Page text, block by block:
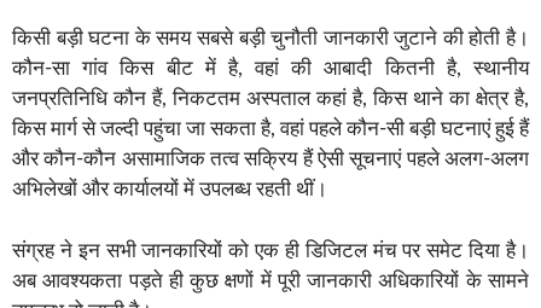
किसी बड़ी घटना के समय सबसे बड़ी चुनौती जानकारी जुटाने की होती है।
कौन-सा गांव किस बीट में है, वहां की आबादी कितनी है, स्थानीय
जनप्रतिनिधि कौन हैं, निकटतम अस्पताल कहां है, किस थाने का क्षेत्र है,
किस मार्ग से जल्दी पहुंचा जा सकता है, वहां पहले कौन-सी बड़ी घटनाएं हुई हैं
और कौन-कौन असामाजिक तत्व सक्रिय हैं ऐसी सूचनाएं पहले अलग-अलग
अभिलेखों और कार्यालयों में उपलब्ध रहती थीं।
संग्रह ने इन सभी जानकारियों को एक ही डिजिटल मंच पर समेट दिया है।
अब आवश्यकता पड़ते ही कुछ क्षणों में पूरी जानकारी अधिकारियों के सामने